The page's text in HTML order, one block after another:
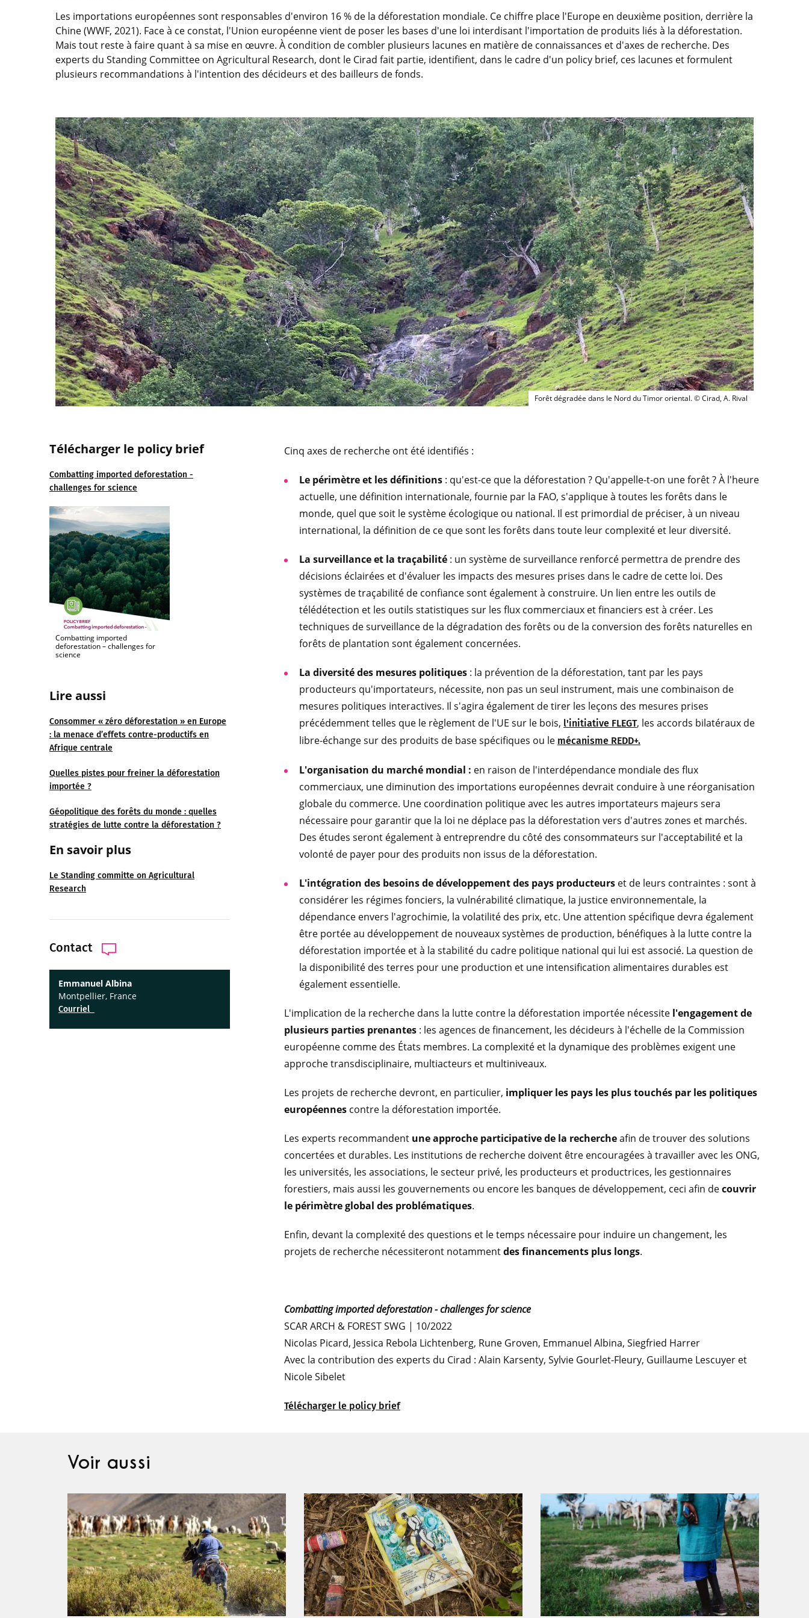
Les importations européennes sont responsables d'environ 16 % de la déforestation mondiale. Ce chiffre place l'Europe en deuxième position, derrière la
Chine (WWF, 2021). Face à ce constat, l'Union européenne vient de poser les bases d'une loi interdisant l'importation de produits liés à la déforestation.
Mais tout reste à faire quant à sa mise en œuvre. À condition de combler plusieurs lacunes en matière de connaissances et d'axes de recherche. Des
experts du Standing Committee on Agricultural Research, dont le Cirad fait partie, identifient, dans le cadre d'un policy brief, ces lacunes et formulent
plusieurs recommandations à l'intention des décideurs et des bailleurs de fonds.
Forêt dégradée dans le Nord du Timor oriental. © Cirad, A. Rival
Télécharger le policy brief
Combatting imported deforestation -
challenges for science
Combatting imported
deforestation – challenges for
science
Lire aussi
Consommer « zéro déforestation » en Europe
: la menace d’effets contre-productifs en
Afrique centrale
Quelles pistes pour freiner la déforestation
importée ?
Géopolitique des forêts du monde : quelles
stratégies de lutte contre la déforestation ?
En savoir plus
Le Standing committe on Agricultural
Research
Contact
Emmanuel Albina
Montpellier, France
Courriel
Cinq axes de recherche ont été identifiés :
Le périmètre et les définitions : qu'est-ce que la déforestation ? Qu'appelle-t-on une forêt ? À l'heure
actuelle, une définition internationale, fournie par la FAO, s'applique à toutes les forêts dans le
monde, quel que soit le système écologique ou national. Il est primordial de préciser, à un niveau
international, la définition de ce que sont les forêts dans toute leur complexité et leur diversité.
La surveillance et la traçabilité : un système de surveillance renforcé permettra de prendre des
décisions éclairées et d'évaluer les impacts des mesures prises dans le cadre de cette loi. Des
systèmes de traçabilité de confiance sont également à construire. Un lien entre les outils de
télédétection et les outils statistiques sur les flux commerciaux et financiers est à créer. Les
techniques de surveillance de la dégradation des forêts ou de la conversion des forêts naturelles en
forêts de plantation sont également concernées.
La diversité des mesures politiques : la prévention de la déforestation, tant par les pays
producteurs qu'importateurs, nécessite, non pas un seul instrument, mais une combinaison de
mesures politiques interactives. Il s'agira également de tirer les leçons des mesures prises
précédemment telles que le règlement de l'UE sur le bois, l'initiative FLEGT, les accords bilatéraux de
libre-échange sur des produits de base spécifiques ou le mécanisme REDD+.
L'organisation du marché mondial : en raison de l'interdépendance mondiale des flux
commerciaux, une diminution des importations européennes devrait conduire à une réorganisation
globale du commerce. Une coordination politique avec les autres importateurs majeurs sera
nécessaire pour garantir que la loi ne déplace pas la déforestation vers d'autres zones et marchés.
Des études seront également à entreprendre du côté des consommateurs sur l'acceptabilité et la
volonté de payer pour des produits non issus de la déforestation.
L'intégration des besoins de développement des pays producteurs et de leurs contraintes : sont à
considérer les régimes fonciers, la vulnérabilité climatique, la justice environnementale, la
dépendance envers l'agrochimie, la volatilité des prix, etc. Une attention spécifique devra également
être portée au développement de nouveaux systèmes de production, bénéfiques à la lutte contre la
déforestation importée et à la stabilité du cadre politique national qui lui est associé. La question de
la disponibilité des terres pour une production et une intensification alimentaires durables est
également essentielle.
L'implication de la recherche dans la lutte contre la déforestation importée nécessite l'engagement de
plusieurs parties prenantes : les agences de financement, les décideurs à l'échelle de la Commission
européenne comme des États membres. La complexité et la dynamique des problèmes exigent une
approche transdisciplinaire, multiacteurs et multiniveaux.
Les projets de recherche devront, en particulier, impliquer les pays les plus touchés par les politiques
européennes contre la déforestation importée.
Les experts recommandent une approche participative de la rechercheafin de trouver des solutions
concertées et durables. Les institutions de recherche doivent être encouragées à travailler avec les ONG,
les universités, les associations, le secteur privé, les producteurs et productrices, les gestionnaires
forestiers, mais aussi les gouvernements ou encore les banques de développement, ceci afin decouvrir
le périmètre global des problématiques.
Enfin, devant la complexité des questions et le temps nécessaire pour induire un changement, les
projets de recherche nécessiteront notammentdes financements plus longs.
Combatting imported deforestation - challenges for science
SCAR ARCH & FOREST SWG | 10/2022
Nicolas Picard, Jessica Rebola Lichtenberg, Rune Groven, Emmanuel Albina, Siegfried Harrer
Avec la contribution des experts du Cirad : Alain Karsenty, Sylvie Gourlet-Fleury, Guillaume Lescuyer et
Nicole Sibelet
Télécharger le policy brief
Voir aussi